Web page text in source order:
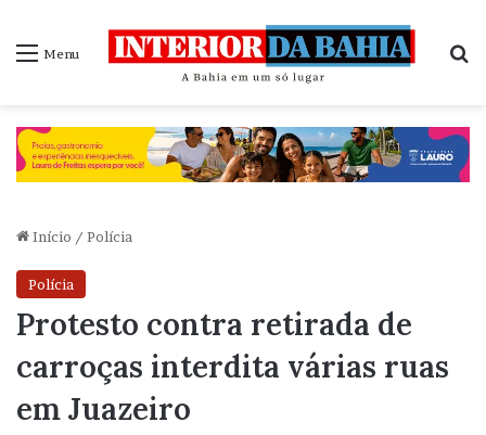
Menu
Início / Polícia
Polícia
Protesto contra retirada de
carroças interdita várias ruas
em Juazeiro